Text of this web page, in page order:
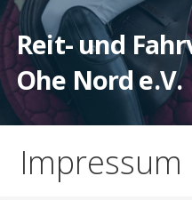
Zum
Inhalt
springen
Reit- und
Ohe Nord e.V.
Impressum